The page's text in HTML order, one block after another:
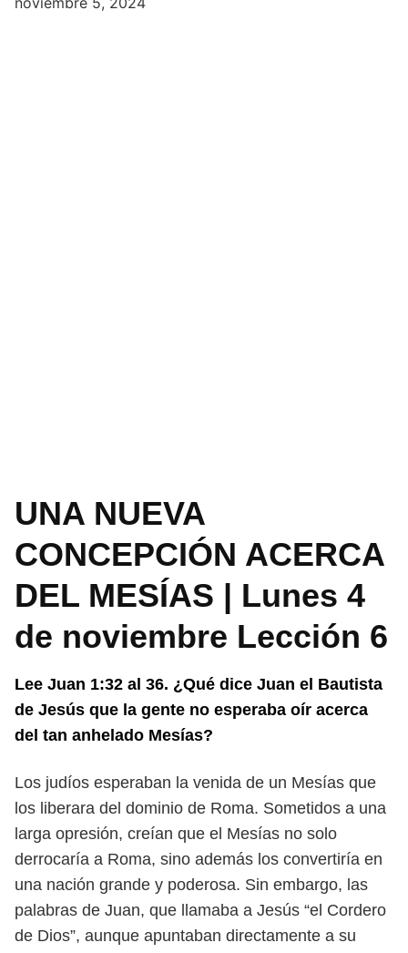
UNA NUEVA
CONCEPCIÓN ACERCA
DEL MESÍAS | Lunes 4
de noviembre Lección 6
Lee Juan 1:32 al 36. ¿Qué dice Juan el Bautista
de Jesús que la gente no esperaba oír acerca
del tan anhelado Mesías?
Los judíos esperaban la venida de un Mesías que
los liberara del dominio de Roma. Sometidos a una
larga opresión, creían que el Mesías no solo
derrocaría a Roma, sino además los convertiría en
una nación grande y poderosa. Sin embargo, las
palabras de Juan, que llamaba a Jesús “el Cordero
de Dios”, aunque apuntaban directamente a su